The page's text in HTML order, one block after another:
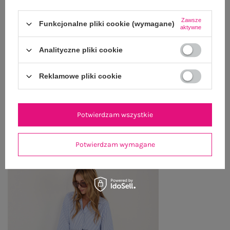
GŁÓWNE PARAMETRY
OPINIE O PRODUKCIE (0)
WYSYŁKA I DOSTAWA
PRODUKTY ZE STYLIZACJI
Funkcjonalne pliki cookie (wymagane)
Zawsze
aktywne
Analityczne pliki cookie
Reklamowe pliki cookie
Potwierdzam wymagane
Potwierdzam wszystkie